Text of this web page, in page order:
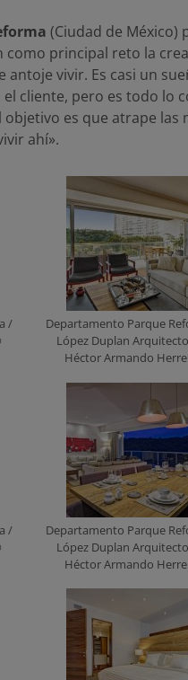
(Ciudad de México)
principal reto la
antoje vivir. Es casi un
cliente, pero es todo lo
es que atrape las
ahí».
/
Departamento Parque
López Duplan
Héctor Armando
/
Departamento Parque
López Duplan
Héctor Armando